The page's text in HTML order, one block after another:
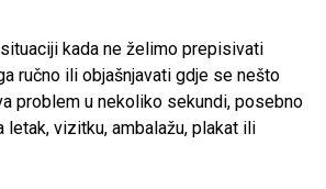
kada ne želimo prepisivati
ručno ili objašnjavati gdje se nešto
problem u nekoliko sekundi, posebno
letak, vizitku, ambalažu, plakat ili